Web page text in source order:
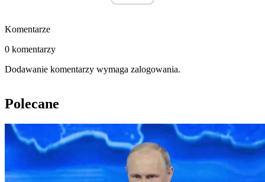
Komentarze
0 komentarzy
Dodawanie komentarzy wymaga zalogowania.
Polecane